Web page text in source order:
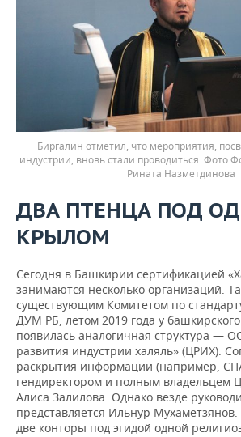
Биргалин отметил, что мероприятия,
индустрии, вновь стали проводиться. Фото
Рината Назметдинова
ДВА ПТЕНЦА ПОД
КРЫЛОМ
Сегодня в Башкирии сертификацией
занимаются несколько организаций.
существующим Комитетом по
ДУМ РБ, летом 2019 года у
появилась аналогичная структура —
развития индустрии халяль» (ЦРИХ).
раскрытия информации (например,
гендиректором и полным владельцем
Алиса Залилова. Однако везде
представляется Ильнур
две конторы под эгидой одной